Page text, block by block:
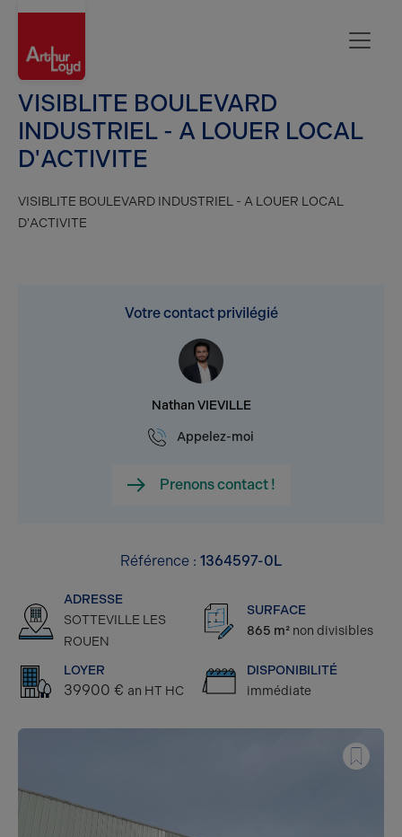
VISIBLITE BOULEVARD
INDUSTRIEL - A LOUER LOCAL
D'ACTIVITE
VISIBLITE BOULEVARD INDUSTRIEL - A LOUER LOCAL
D'ACTIVITE
Votre contact privilégié
Nathan VIEVILLE
Appelez-moi
Prenons contact !
Référence : 1364597-0L
ADRESSE
SOTTEVILLE LES
ROUEN
SURFACE
865 m² non divisibles
LOYER
39900 € an HT HC
DISPONIBILITÉ
immédiate